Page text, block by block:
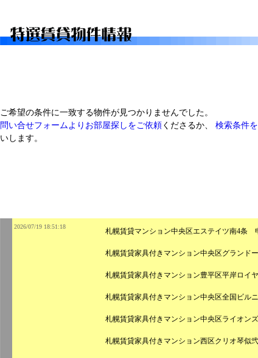
ご希望の条件に一致する物件が見つかりませんでした。
問い合せフォームよりお部屋探しをご依頼 くださるか、 検索条件
いします。
2026/07/19 18:51:18
札幌賃貸マンション中央区エステイツ南4条
札幌賃貸家具付きマンション中央区グランド
札幌賃貸家具付きマンション豊平区平岸ロイ
札幌賃貸家具付きマンション中央区全国ビ
札幌賃貸家具付きマンション中央区ライオ
札幌賃貸家具付きマンション西区クリオ琴似